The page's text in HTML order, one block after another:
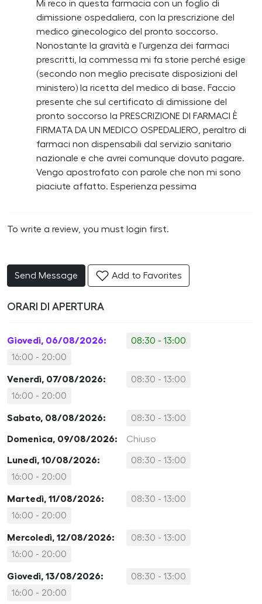
Mi reco in questa farmacia con un foglio di
dimissione ospedaliera, con la prescrizione del
medico ginecologico del pronto soccorso.
Nonostante la gravità e l'urgenza dei farmaci
prescritti, la commessa mi fa storie perché esige
(secondo non meglio precisate disposizioni del
ministero) la ricetta del medico di base. Faccio
presente che sul certificato di dimissione del
pronto soccorso la PRESCRIZIONE DI FARMACI È
FIRMATA DA UN MEDICO OSPEDALIERO, peraltro di
farmaci non dispensabili dal servizio sanitario
nazionale e che avrei comunque dovuto pagare.
Vengo apostrofato con parole che non mi sono
piaciute affatto. Esperienza pessima
To write a review, you must login first.
Send Message Add to Favorites
ORARI DI APERTURA
Giovedì, 06/08/2026:
08:30 - 13:00
16:00 - 20:00
Venerdì, 07/08/2026:
08:30 - 13:00
16:00 - 20:00
Sabato, 08/08/2026: 08:30 - 13:00
Domenica, 09/08/2026: Chiuso
Lunedì, 10/08/2026:
08:30 - 13:00
16:00 - 20:00
Martedì, 11/08/2026:
08:30 - 13:00
16:00 - 20:00
Mercoledì, 12/08/2026:
08:30 - 13:00
16:00 - 20:00
Giovedì, 13/08/2026:
08:30 - 13:00
16:00 - 20:00